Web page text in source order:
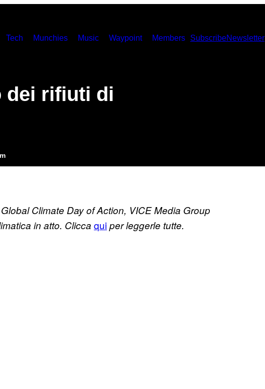
Tech Munchies Music Waypoint Members SubscribeNewsletter
dei rifiuti di
Climate Day of Action, VICE Media Group
in atto. Clicca quiper leggerle tutte.